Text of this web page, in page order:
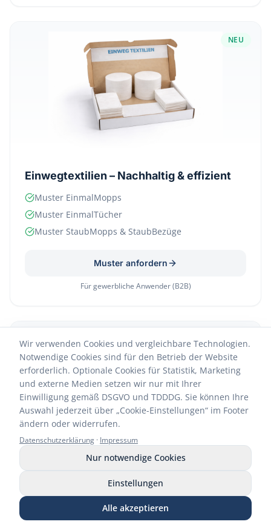
NEU
Einwegtextilien – Nachhaltig & effizient
Muster EinmalMopps
Muster EinmalTücher
Muster StaubMopps & StaubBezüge
Muster anfordern
Für gewerbliche Anwender (B2B)
NEU
Muster C-STOP WIPES
Muster CARBOFLOOR Flächenkonzentrat
Anrufen WhatsApp E-Mail Muster anfordern Shop
Wir verwenden Cookies und vergleichbare Technologien.
Notwendige Cookies sind für den Betrieb der Website
erforderlich. Optionale Cookies für Statistik, Marketing
und externe Medien setzen wir nur mit Ihrer
Einwilligung gemäß DSGVO und TDDDG. Sie können Ihre
Auswahl jederzeit über „Cookie-Einstellungen“ im Footer
ändern oder widerrufen.
Datenschutzerklärung · Impressum
Nur notwendige Cookies
Einstellungen
Alle akzeptieren